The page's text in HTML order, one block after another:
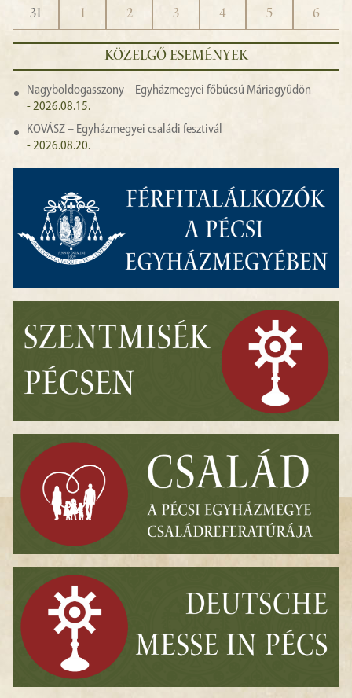
31
1 2 3 4 5 6
KÖZELGŐ ESEMÉNYEK
Nagyboldogasszony – Egyházmegyei főbúcsú Máriagyűdön
- 2026.08.15.
KOVÁSZ – Egyházmegyei családi fesztivál
- 2026.08.20.